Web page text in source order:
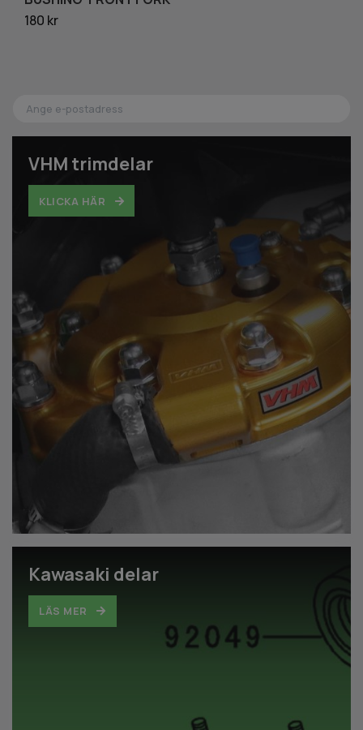
VHM trimdelar
KLICKA HÄR
Kawasaki delar
LÄS MER
180 kr